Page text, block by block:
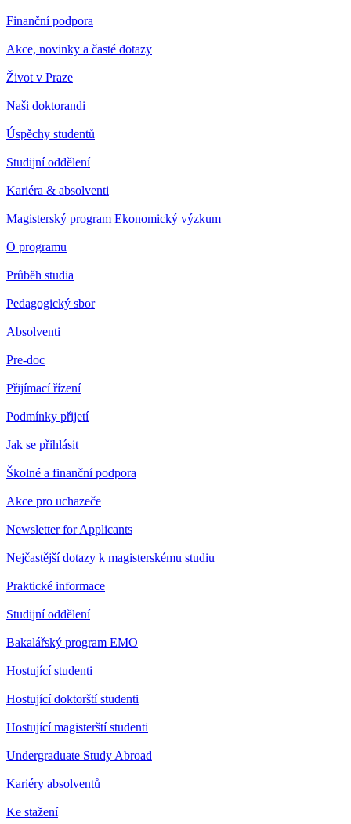
Finanční podpora
Akce, novinky a časté dotazy
Život v Praze
Naši doktorandi
Úspěchy studentů
Studijní oddělení
Kariéra & absolventi
Magisterský program Ekonomický výzkum
O programu
Průběh studia
Pedagogický sbor
Absolventi
Pre-doc
Přijímací řízení
Podmínky přijetí
Jak se přihlásit
Školné a finanční podpora
Akce pro uchazeče
Newsletter for Applicants
Nejčastější dotazy k magisterskému studiu
Praktické informace
Studijní oddělení
Bakalářský program EMO
Hostující studenti
Hostující doktorští studenti
Hostující magisterští studenti
Undergraduate Study Abroad
Kariéry absolventů
Ke stažení